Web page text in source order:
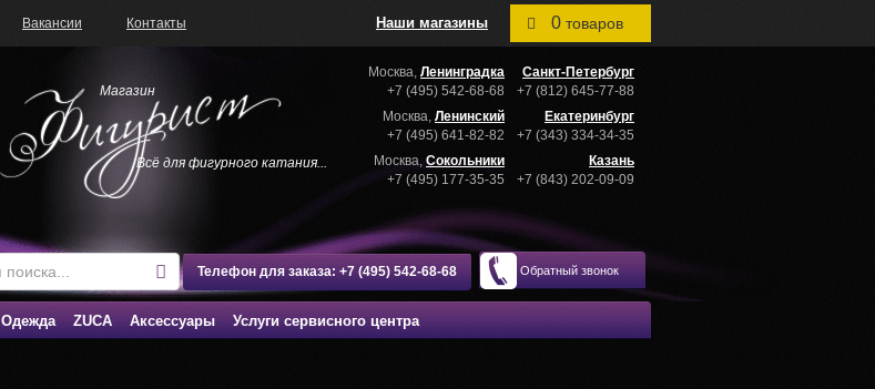
Вакансии Контакты 0 товаров
Наши магазины
Магазин
Всё для фигурного катания...
Телефон для заказа: +7 (495) 542-68-68
Москва, Ленинградка
+7 (495) 542-68-68
Москва, Ленинский
+7 (495) 641-82-82
Москва, Сокольники
+7 (495) 177-35-35
Санкт-Петербург
+7 (812) 645-77-88
Екатеринбург
+7 (343) 334-34-35
Казань
+7 (843) 202-09-09
Обратный звонок
Одежда ZUCA Аксессуары Услуги сервисного центра